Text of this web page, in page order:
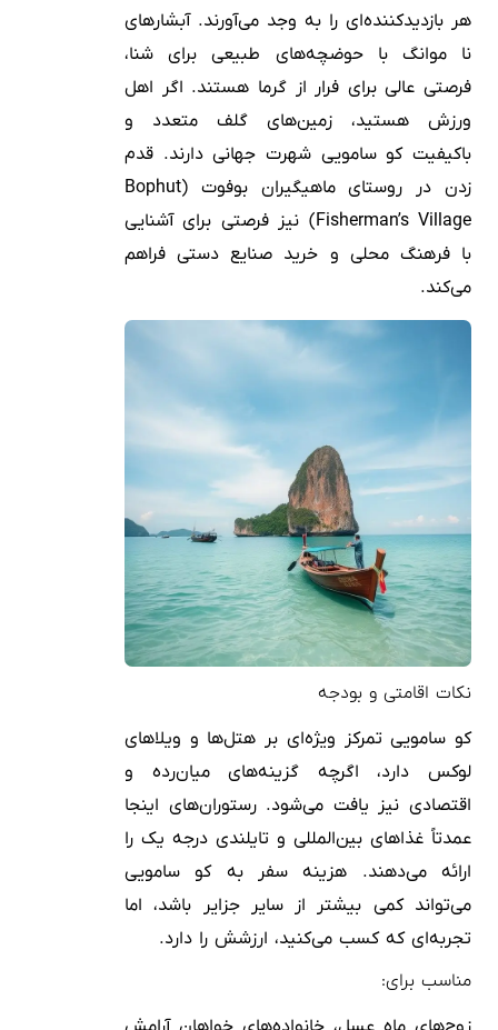
هر بازدیدکننده‌ای را به وجد می‌آورند. آبشارهای
نا موانگ با حوضچه‌های طبیعی برای شنا،
فرصتی عالی برای فرار از گرما هستند. اگر اهل
ورزش هستید، زمین‌های گلف متعدد و
باکیفیت کو سامویی شهرت جهانی دارند. قدم
زدن در روستای ماهیگیران بوفوت (Bophut
Fisherman’s Village) نیز فرصتی برای آشنایی
با فرهنگ محلی و خرید صنایع دستی فراهم
می‌کند.
نکات اقامتی و بودجه
کو سامویی تمرکز ویژه‌ای بر هتل‌ها و ویلاهای
لوکس دارد، اگرچه گزینه‌های میان‌رده و
اقتصادی نیز یافت می‌شود. رستوران‌های اینجا
عمدتاً غذاهای بین‌المللی و تایلندی درجه یک را
ارائه می‌دهند. هزینه سفر به کو سامویی
می‌تواند کمی بیشتر از سایر جزایر باشد، اما
تجربه‌ای که کسب می‌کنید، ارزشش را دارد.
مناسب برای: